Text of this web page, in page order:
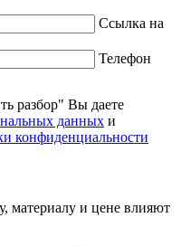
Ссылка на
Телефон
разбор" Вы даете
данных и
конфиденциальности
материалу и цене влияют